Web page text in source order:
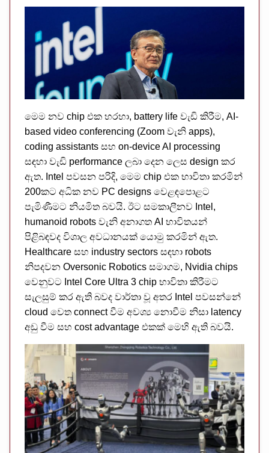
මෙම නව chip එක හරහා, battery life වැඩි කිරීම, AI-
based video conferencing (Zoom වැනි apps),
coding assistants සහ on-device AI processing
සඳහා වැඩි performance ලබා දෙන ලෙස design කර
ඇත. Intel පවසන පරිදි, මෙම chip එක භාවිතා කරමින්
200කට අධික නව PC designs වෙළඳපොළට
පැමිණීමට නියමිත බවයි. ඊට සමකාලීනව Intel,
humanoid robots වැනි අනාගත AI භාවිතයන්
පිළිබඳවද විශාල අවධානයක් යොමු කරමින් ඇත.
Healthcare සහ industry sectors සඳහා robots
නිපදවන Oversonic Robotics සමාගම, Nvidia chips
වෙනුවට Intel Core Ultra 3 chip භාවිතා කිරීමට
සැලසුම් කර ඇති බවද වාර්තා වූ අතර Intel පවසන්නේ
cloud වෙත connect වීම අවශ්‍ය නොවීම නිසා latency
අඩු වීම සහ cost advantage එකක් මෙහි ඇති බවයි.